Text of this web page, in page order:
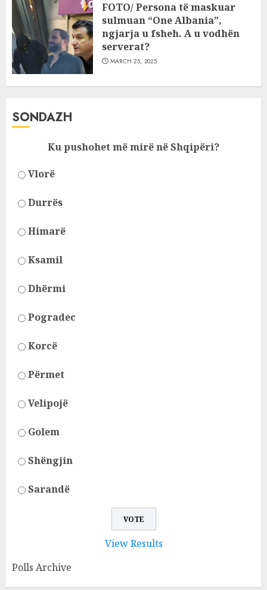
FOTO/ Persona të maskuar
sulmuan “One Albania”,
ngjarja u fsheh. A u vodhën
serverat?
MARCH 25, 2025
SONDAZH
Ku pushohet më mirë në Shqipëri?
Vlorë
Durrës
Himarë
Ksamil
Dhërmi
Pogradec
Korcë
Përmet
Velipojë
Golem
Shëngjin
Sarandë
View Results
Polls Archive